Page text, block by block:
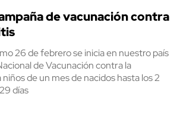
de vacunación contra
26 de febrero se inicia en nuestro país
de Vacunación contra la
de un mes de nacidos hasta los 2
días